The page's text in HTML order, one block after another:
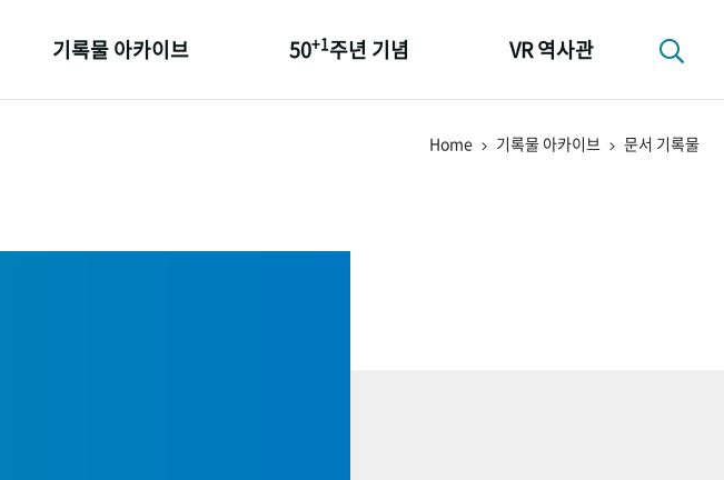
기록물 아카이브 50+1주년 기념 VR 역사관
Home 기록물 아카이브 문서 기록물